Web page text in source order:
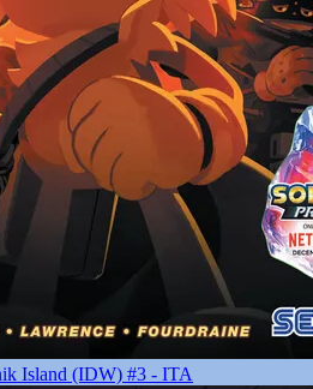
Island (IDW) #3 - ITA